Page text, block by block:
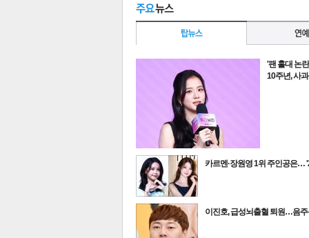
최신뉴스
'팬 홀대 논
10주년, 사
카르멘·장원영 1위 주인공은…
이진호, 급성뇌출혈 퇴원…음